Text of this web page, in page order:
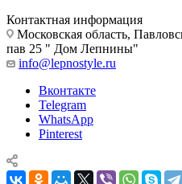
Контактная информация
Московская область,
пав 25 " Дом Лепнины"
info@lepnostyle.ru
Вконтакте
Telegram
WhatsApp
Pinterest